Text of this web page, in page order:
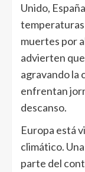
Unido,
muertes por
advierten
agravando la
enfrentan
descanso.
Europa está
climático.
parte del